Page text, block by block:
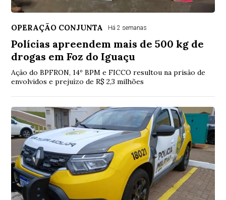
OPERAÇÃO CONJUNTA Há 2 semanas
Polícias apreendem mais de 500 kg de
drogas em Foz do Iguaçu
Ação do BPFRON, 14º BPM e FICCO resultou na prisão de
envolvidos e prejuízo de R$ 2,3 milhões